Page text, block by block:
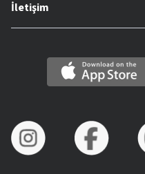
İletişim